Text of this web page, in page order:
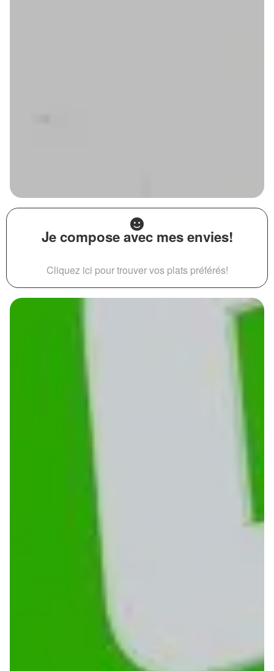
Je compose avec mes envies!
Cliquez ici pour trouver vos plats préférés!